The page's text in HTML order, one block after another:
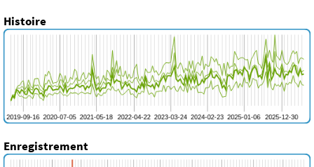
Histoire
Enregistrement